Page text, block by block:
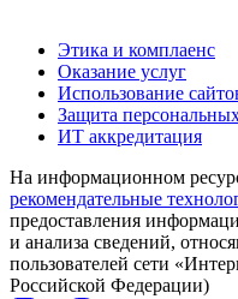
Этика и комплаенс
Оказание услуг
Использование
Защита
ИТ аккредитация
На информационном
рекомендательные
предоставления
и анализа сведений,
пользователей сети
Российской Федерации)